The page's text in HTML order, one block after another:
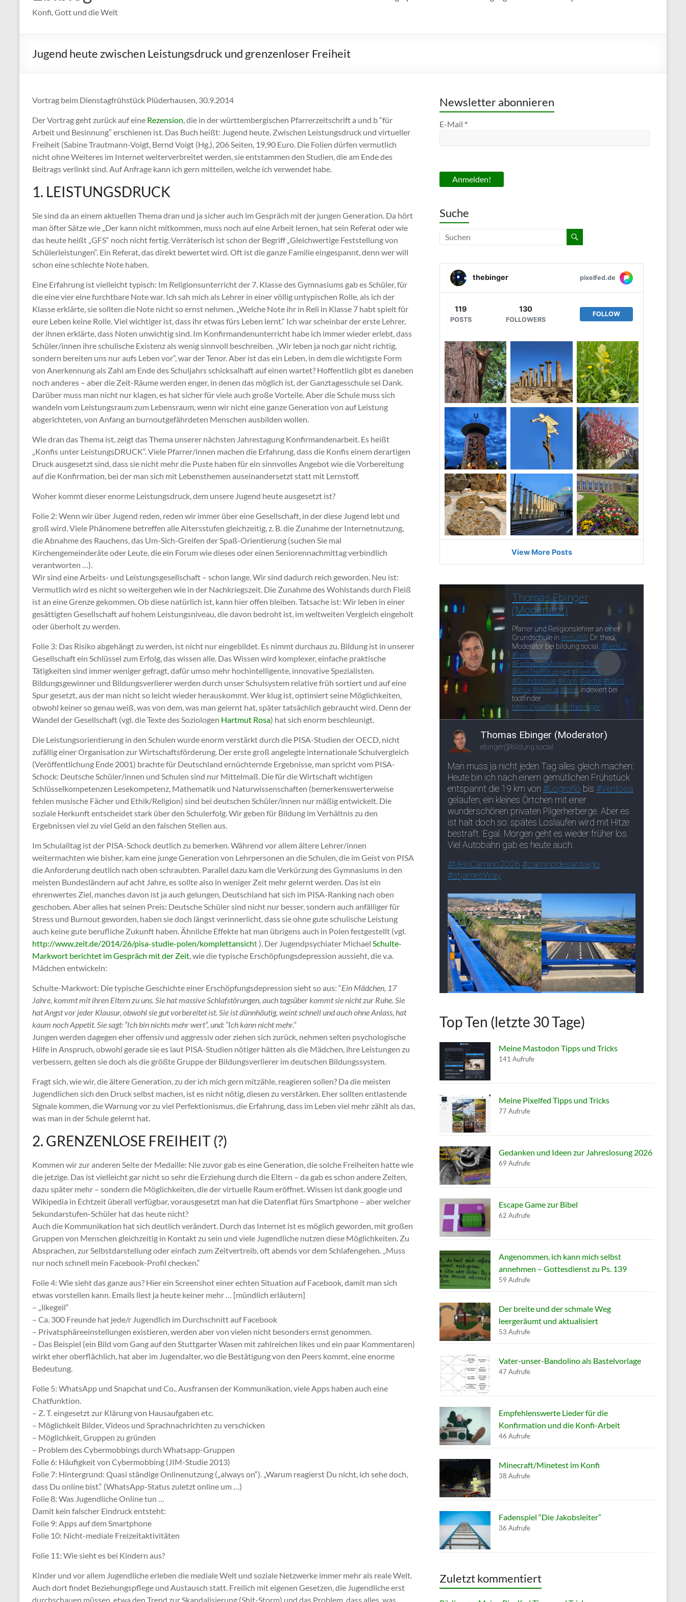
Konfi, Gott und die Welt
Jugend heute zwischen Leistungsdruck und grenzenloser Freiheit
Vortrag beim Dienstagfrühstück Plüderhausen, 30.9.2014
Der Vortrag geht zurück auf eine Rezension, die in der württembergischen Pfarrerzeitschrift a und b “für
Arbeit und Besinnung” erschienen ist. Das Buch heißt: Jugend heute. Zwischen Leistungsdruck und virtueller
Freiheit (Sabine Trautmann-Voigt, Bernd Voigt (Hg.), 206 Seiten, 19,90 Euro. Die Folien dürfen vermutlich
nicht ohne Weiteres im Internet weiterverbreitet werden, sie entstammen den Studien, die am Ende des
Beitrags verlinkt sind. Auf Anfrage kann ich gern mitteilen, welche ich verwendet habe.
1. LEISTUNGSDRUCK
Sie sind da an einem aktuellen Thema dran und ja sicher auch im Gespräch mit der jungen Generation. Da hört
man öfter Sätze wie „Der kann nicht mitkommen, muss noch auf eine Arbeit lernen, hat sein Referat oder wie
das heute heißt „GFS“ noch nicht fertig. Verräterisch ist schon der Begriff „Gleichwertige Feststellung von
Schülerleistungen“. Ein Referat, das direkt bewertet wird. Oft ist die ganze Familie eingespannt, denn wer will
schon eine schlechte Note haben.
Eine Erfahrung ist vielleicht typisch: Im Religionsunterricht der 7. Klasse des Gymnasiums gab es Schüler, für
die eine vier eine furchtbare Note war. Ich sah mich als Lehrer in einer völlig untypischen Rolle, als ich der
Klasse erklärte, sie sollten die Note nicht so ernst nehmen. „Welche Note ihr in Reli in Klasse 7 habt spielt für
eure Leben keine Rolle. Viel wichtiger ist, dass ihr etwas fürs Leben lernt.“ Ich war scheinbar der erste Lehrer,
der ihnen erklärte, dass Noten unwichtig sind. Im Konfirmandenunterricht habe ich immer wieder erlebt, dass
Schüler/innen ihre schulische Existenz als wenig sinnvoll beschreiben. „Wir leben ja noch gar nicht richtig,
sondern bereiten uns nur aufs Leben vor“, war der Tenor. Aber ist das ein Leben, in dem die wichtigste Form
von Anerkennung als Zahl am Ende des Schuljahrs schicksalhaft auf einen wartet? Hoffentlich gibt es daneben
noch anderes – aber die Zeit-Räume werden enger, in denen das möglich ist, der Ganztagesschule sei Dank.
Darüber muss man nicht nur klagen, es hat sicher für viele auch große Vorteile. Aber die Schule muss sich
wandeln vom Leistungsraum zum Lebensraum, wenn wir nicht eine ganze Generation von auf Leistung
abgerichteten, von Anfang an burnoutgefährdeten Menschen ausbilden wollen.
Wie dran das Thema ist, zeigt das Thema unserer nächsten Jahrestagung Konfirmandenarbeit. Es heißt
„Konfis unter LeistungsDRUCK“. Viele Pfarrer/innen machen die Erfahrung, dass die Konfis einem derartigen
Druck ausgesetzt sind, dass sie nicht mehr die Puste haben für ein sinnvolles Angebot wie die Vorbereitung
auf die Konfirmation, bei der man sich mit Lebensthemen auseinandersetzt statt mit Lernstoff.
Woher kommt dieser enorme Leistungsdruck, dem unsere Jugend heute ausgesetzt ist?
Folie 2: Wenn wir über Jugend reden, reden wir immer über eine Gesellschaft, in der diese Jugend lebt und
groß wird. Viele Phänomene betreffen alle Altersstufen gleichzeitig, z. B. die Zunahme der Internetnutzung,
die Abnahme des Rauchens, das Um-Sich-Greifen der Spaß-Orientierung (suchen Sie mal
Kirchengemeinderäte oder Leute, die ein Forum wie dieses oder einen Seniorennachmittag verbindlich
verantworten …).
Wir sind eine Arbeits- und Leistungsgesellschaft – schon lange. Wir sind dadurch reich geworden. Neu ist:
Vermutlich wird es nicht so weitergehen wie in der Nachkriegszeit. Die Zunahme des Wohlstands durch Fleiß
ist an eine Grenze gekommen. Ob diese natürlich ist, kann hier offen bleiben. Tatsache ist: Wir leben in einer
gesättigten Gesellschaft auf hohem Leistungsniveau, die davon bedroht ist, im weltweiten Vergleich eingeholt
oder überholt zu werden.
Folie 3: Das Risiko abgehängt zu werden, ist nicht nur eingebildet. Es nimmt durchaus zu. Bildung ist in unserer
Gesellschaft ein Schlüssel zum Erfolg, das wissen alle. Das Wissen wird komplexer, einfache praktische
Tätigkeiten sind immer weniger gefragt, dafür umso mehr hochintelligente, innovative Spezialisten.
Bildungsgewinner und Bildungsverlierer werden durch unser Schulsystem relative früh sortiert und auf eine
Spur gesetzt, aus der man nicht so leicht wieder herauskommt. Wer klug ist, optimiert seine Möglichkeiten,
obwohl keiner so genau weiß, was von dem, was man gelernt hat, später tatsächlich gebraucht wird. Denn der
Wandel der Gesellschaft (vgl. die Texte des Soziologen Hartmut Rosa) hat sich enorm beschleunigt.
Die Leistungsorientierung in den Schulen wurde enorm verstärkt durch die PISA-Studien der OECD, nicht
zufällig einer Organisation zur Wirtschaftsförderung. Der erste groß angelegte internationale Schulvergleich
(Veröffentlichung Ende 2001) brachte für Deutschland ernüchternde Ergebnisse, man spricht vom PISA-
Schock: Deutsche Schüler/innen und Schulen sind nur Mittelmaß. Die für die Wirtschaft wichtigen
Schlüsselkompetenzen Lesekompetenz, Mathematik und Naturwissenschaften (bemerkenswerterweise
fehlen musische Fächer und Ethik/Religion) sind bei deutschen Schüler/innen nur mäßig entwickelt. Die
soziale Herkunft entscheidet stark über den Schulerfolg. Wir geben für Bildung im Verhältnis zu den
Ergebnissen viel zu viel Geld an den falschen Stellen aus.
Im Schulalltag ist der PISA-Schock deutlich zu bemerken. Während vor allem ältere Lehrer/innen
weitermachten wie bisher, kam eine junge Generation von Lehrpersonen an die Schulen, die im Geist von PISA
die Anforderung deutlich nach oben schraubten. Parallel dazu kam die Verkürzung des Gymnasiums in den
meisten Bundesländern auf acht Jahre, es sollte also in weniger Zeit mehr gelernt werden. Das ist ein
ehrenwertes Ziel, manches davon ist ja auch gelungen, Deutschland hat sich im PISA-Ranking nach oben
geschoben. Aber alles hat seinen Preis: Deutsche Schüler sind nicht nur besser, sondern auch anfälliger für
Stress und Burnout geworden, haben sie doch längst verinnerlicht, dass sie ohne gute schulische Leistung
auch keine gute berufliche Zukunft haben. Ähnliche Effekte hat man übrigens auch in Polen festgestellt (vgl.
http://www.zeit.de/2014/26/pisa-studie-polen/komplettansicht ). Der Jugendpsychiater Michael Schulte-
Markwort berichtet im Gespräch mit der Zeit, wie die typische Erschöpfungsdepression aussieht, die v.a.
Mädchen entwickeln:
Schulte-Markwort: Die typische Geschichte einer Erschöpfungsdepression sieht so aus: “Ein Mädchen, 17
Jahre, kommt mit ihren Eltern zu uns. Sie hat massive Schlafstörungen, auch tagsüber kommt sie nicht zur Ruhe. Sie
hat Angst vor jeder Klausur, obwohl sie gut vorbereitet ist. Sie ist dünnhäutig, weint schnell und auch ohne Anlass, hat
kaum noch Appetit. Sie sagt: “Ich bin nichts mehr wert”, und: “Ich kann nicht mehr.”
Jungen werden dagegen eher offensiv und aggressiv oder ziehen sich zurück, nehmen selten psychologische
Hilfe in Anspruch, obwohl gerade sie es laut PISA-Studien nötiger hätten als die Mädchen, ihre Leistungen zu
verbessern, gelten sie doch als die größte Gruppe der Bildungsverlierer im deutschen Bildungssystem.
Fragt sich, wie wir, die ältere Generation, zu der ich mich gern mitzähle, reagieren sollen? Da die meisten
Jugendlichen sich den Druck selbst machen, ist es nicht nötig, diesen zu verstärken. Eher sollten entlastende
Signale kommen, die Warnung vor zu viel Perfektionismus, die Erfahrung, dass im Leben viel mehr zählt als das,
was man in der Schule gelernt hat.
2. GRENZENLOSE FREIHEIT (?)
Kommen wir zur anderen Seite der Medaille: Nie zuvor gab es eine Generation, die solche Freiheiten hatte wie
die jetzige. Das ist vielleicht gar nicht so sehr die Erziehung durch die Eltern – da gab es schon andere Zeiten,
dazu später mehr – sondern die Möglichkeiten, die der virtuelle Raum eröffnet. Wissen ist dank google und
Wikipedia in Echtzeit überall verfügbar, vorausgesetzt man hat die Datenflat fürs Smartphone – aber welcher
Sekundarstufen-Schüler hat das heute nicht?
Auch die Kommunikation hat sich deutlich verändert. Durch das Internet ist es möglich geworden, mit großen
Gruppen von Menschen gleichzeitig in Kontakt zu sein und viele Jugendliche nutzen diese Möglichkeiten. Zu
Absprachen, zur Selbstdarstellung oder einfach zum Zeitvertreib, oft abends vor dem Schlafengehen. „Muss
nur noch schnell mein Facebook-Profil checken.“
Folie 4: Wie sieht das ganze aus? Hier ein Screenshot einer echten Situation auf Facebook, damit man sich
etwas vorstellen kann. Emails liest ja heute keiner mehr … [mündlich erläutern]
– „likegeil“
– Ca. 300 Freunde hat jede/r Jugendlich im Durchschnitt auf Facebook
– Privatsphäreeinstellungen existieren, werden aber von vielen nicht besonders ernst genommen.
– Das Beispiel (ein Bild vom Gang auf den Stuttgarter Wasen mit zahlreichen likes und ein paar Kommentaren)
wirkt eher oberflächlich, hat aber im Jugendalter, wo die Bestätigung von den Peers kommt, eine enorme
Bedeutung.
Folie 5: WhatsApp und Snapchat und Co., Ausfransen der Kommunikation, viele Apps haben auch eine
Chatfunktion.
– Z. T. eingesetzt zur Klärung von Hausaufgaben etc.
– Möglichkeit Bilder, Videos und Sprachnachrichten zu verschicken
– Möglichkeit, Gruppen zu gründen
– Problem des Cybermobbings durch Whatsapp-Gruppen
Folie 6: Häufigkeit von Cybermobbing (JIM-Studie 2013)
Folie 7: Hintergrund: Quasi ständige Onlinenutzung („always on“). „Warum reagierst Du nicht, ich sehe doch,
dass Du online bist.“ (WhatsApp-Status zuletzt online um …)
Folie 8: Was Jugendliche Online tun …
Damit kein falscher Eindruck entsteht:
Folie 9: Apps auf dem Smartphone
Folie 10: Nicht-mediale Freizeitaktivitäten
Folie 11: Wie sieht es bei Kindern aus?
Kinder und vor allem Jugendliche erleben die mediale Welt und soziale Netzwerke immer mehr als reale Welt.
Auch dort findet Beziehungspflege und Austausch statt. Freilich mit eigenen Gesetzen, die Jugendliche erst
durchschauen müssen, etwa den Trend zur Skandalisierung (Shit-Storm) und das Problem, dass alles, was
Newsletter abonnieren
E-Mail *
Suche
Top Ten (letzte 30 Tage)
Meine Mastodon Tipps und Tricks
141 Aufrufe
Meine Pixelfed Tipps und Tricks
77 Aufrufe
Gedanken und Ideen zur Jahreslosung 2026
69 Aufrufe
Escape Game zur Bibel
62 Aufrufe
Angenommen, ich kann mich selbst
annehmen – Gottesdienst zu Ps. 139
59 Aufrufe
Der breite und der schmale Weg
leergeräumt und aktualisiert
53 Aufrufe
Vater-unser-Bandolino als Bastelvorlage
47 Aufrufe
Empfehlenswerte Lieder für die
Konfirmation und die Konfi-Arbeit
46 Aufrufe
Minecraft/Minetest im Konfi
38 Aufrufe
Fadenspiel “Die Jakobsleiter”
36 Aufrufe
Zuletzt kommentiert